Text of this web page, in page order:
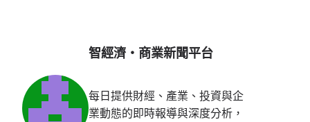
智經濟・商業新聞平台
每日提供財經、產業、投資與企
業動態的即時報導與深度分析，